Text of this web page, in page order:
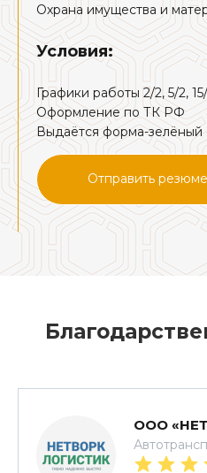
Охрана имущества и
Условия:
Графики работы 2/2, 5/2, 15/
Оформление по ТК РФ
Выдаётся форма-зелёный
Отправить резюме
ООО